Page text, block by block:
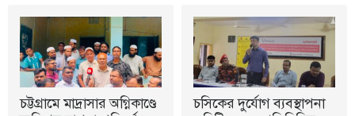
চট্টগ্রামে মাদ্রাসার অগ্নিকাণ্ডে
চসিকের দুর্যোগ ব্যবস্থাপনা